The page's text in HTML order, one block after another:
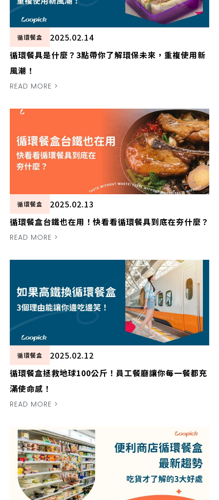
循環餐盒
2025.02.14
循環餐具是什麼？3點帶你了解環保未來，重複使用新
風潮！
READ MORE >
循環餐盒
2025.02.13
循環餐盒台鐵也在用！快看看循環餐具到底在夯什麼？
READ MORE >
循環餐盒
2025.02.12
循環餐盒拯救地球100公斤！員工餐廳讓你每一餐都充
滿使命感！
READ MORE >